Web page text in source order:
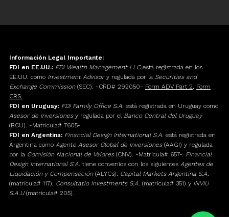
Información Legal Importante:
FDI en EE.UU.: FDI Wealth Management LLCestá registrada en los
EE.UU. como Investment Advisory regulada por la Securities and
Exchange Commission(SEC). -CRD# 292050- Form ADV Part 2, Form
CRS.
FDI en Uruguay: FDI Family Office S.A. está registrada en Uruguay como
Asesor de Inversionesy regulada por el Banco Central del Uruguay
(BCU). -Matrícula# 7605-
FDI en Argentina: Financial Design International S.A. está registrada en
Argentina como Agente Asesor Global de Inversiones(AAGI) y regulada
por la Comisión Nacional de Valores(CNV). -Matrícula# 657-. Financial
Design International S.A. tiene convenios con los siguientes Agentes de
Liquidación y Compensación(ALYCs): Capital Markets Argentina S.A.
(matrícula# 117), Consultatio Investments S.A. (matrícula# 351) y INVIU
S.A.U(matrícula# 205).